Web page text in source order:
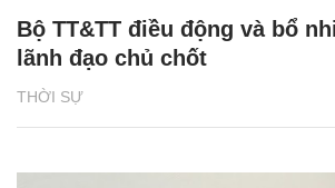
THỜI SỰ
Bộ TT&TT điều động và bổ
lãnh đạo chủ chốt